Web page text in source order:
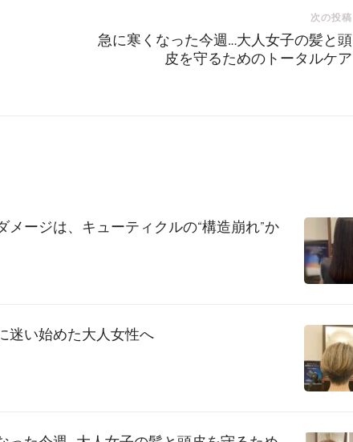
次の投稿
急に寒くなった今週…大人女子の髪と頭
皮を守るためのトータルケア
メージは、キューティクルの“構造崩れ”か
迷い始めた大人女性へ